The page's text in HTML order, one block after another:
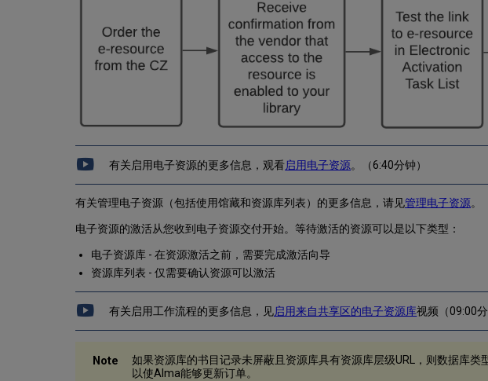
有关启用电子资源的更多信息，观看启用电子资源。（6:40分钟）
有关管理电子资源（包括使用馆藏和资源库列表）的更多信息，请见管理电子资源。
电子资源的激活从您收到电子资源交付开始。等待激活的资源可以是以下类型：
电子资源库 - 在资源激活之前，需要完成激活向导
资源库列表 - 仅需要确认资源可以激活
有关启用工作流程的更多信息，见启用来自共享区的电子资源库视频（09:00
如果资源库的书目记录未屏蔽且资源库具有资源库层级URL，则数据库
以使Alma能够更新订单。